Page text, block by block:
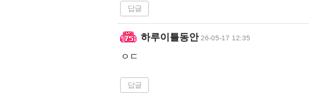
답글
하루이틀동안 26-05-17 12:35
ㅇㄷ
답글